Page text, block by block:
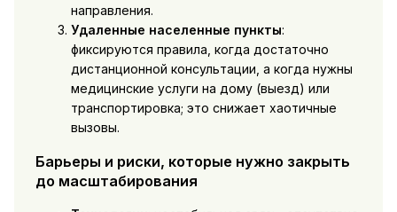
направления.
Удаленные населенные пункты:
фиксируются правила, когда достаточно
дистанционной консультации, а когда нужны
медицинские услуги на дому (выезд) или
транспортировка; это снижает хаотичные
вызовы.
Барьеры и риски, которые нужно закрыть
до масштабирования